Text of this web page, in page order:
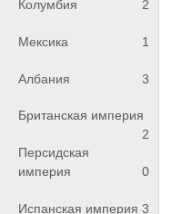
Колумбия 2
Мексика 1
Албания 3
Британская империя
2
Персидская
империя
0
Испанская империя 3